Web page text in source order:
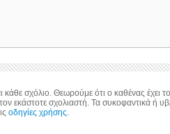
σχόλιο. Θεωρούμε ότι ο καθένας έχει
εκάστοτε σχολιαστή. Τα συκοφαντικά ή
οδηγίες χρήσης